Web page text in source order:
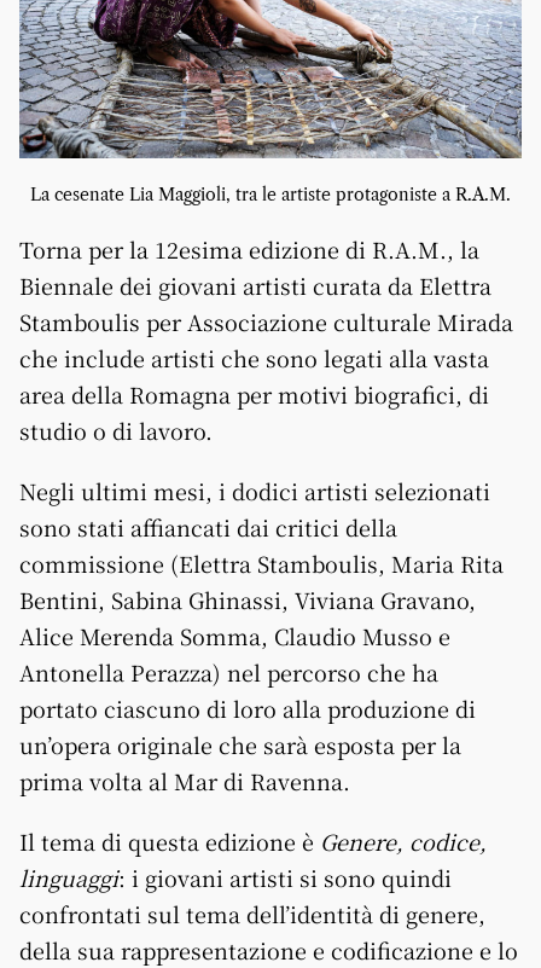
La cesenate Lia Maggioli, tra le artiste protagoniste a R.A.M.
Torna per la 12esima edizione di R.A.M., la
Biennale dei giovani artisti curata da Elettra
Stamboulis per Associazione culturale Mirada
che include artisti che sono legati alla vasta
area della Romagna per motivi biografici, di
studio o di lavoro.
Negli ultimi mesi, i dodici artisti selezionati
sono stati affiancati dai critici della
commissione (Elettra Stamboulis, Maria Rita
Bentini, Sabina Ghinassi, Viviana Gravano,
Alice Merenda Somma, Claudio Musso e
Antonella Perazza) nel percorso che ha
portato ciascuno di loro alla produzione di
un’opera originale che sarà esposta per la
prima volta al Mar di Ravenna.
Il tema di questa edizione è Genere, codice,
linguaggi: i giovani artisti si sono quindi
confrontati sul tema dell’identità di genere,
della sua rappresentazione e codificazione e lo